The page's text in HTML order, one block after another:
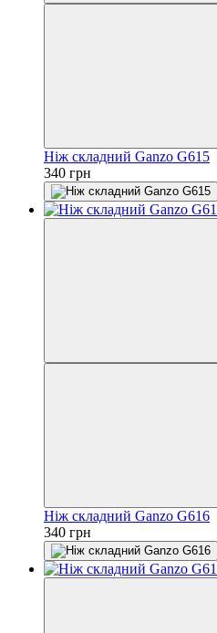
Ніж складний Ganzo G615
340 грн
Ніж складний Ganzo G616
340 грн